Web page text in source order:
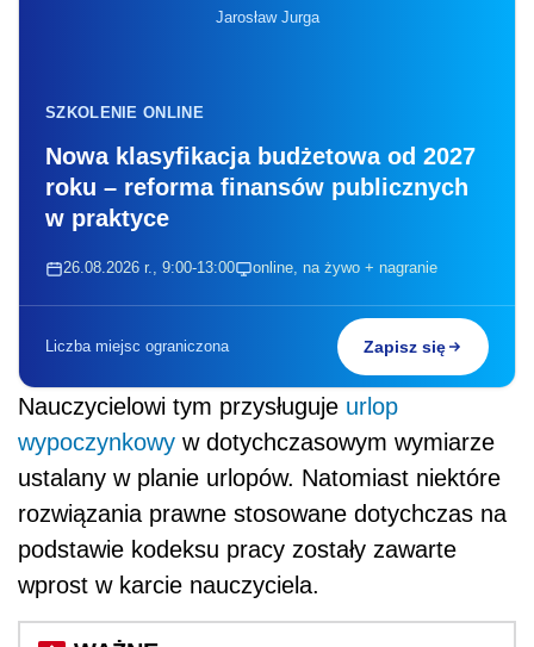
Jarosław Jurga
SZKOLENIE ONLINE
Nowa klasyfikacja budżetowa od 2027
roku – reforma finansów publicznych
w praktyce
26.08.2026 r., 9:00-13:00 online, na żywo + nagranie
Liczba miejsc ograniczona Zapisz się
Nauczycielowi tym przysługuje urlop
wypoczynkowy w dotychczasowym wymiarze
ustalany w planie urlopów. Natomiast niektóre
rozwiązania prawne stosowane dotychczas na
podstawie kodeksu pracy zostały zawarte
wprost w karcie nauczyciela.